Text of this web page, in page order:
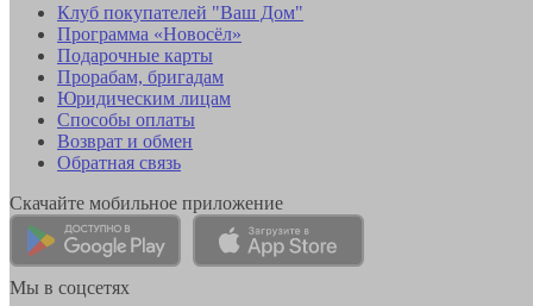
Клуб покупателей "Ваш Дом"
Программа «Новосёл»
Подарочные карты
Прорабам, бригадам
Юридическим лицам
Способы оплаты
Возврат и обмен
Обратная связь
Скачайте мобильное приложение
Мы в соцсетях